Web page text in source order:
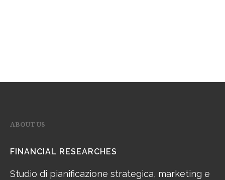
ABOUT US
FINANCIAL RESEARCHES
Studio di pianificazione strategica, marketing e